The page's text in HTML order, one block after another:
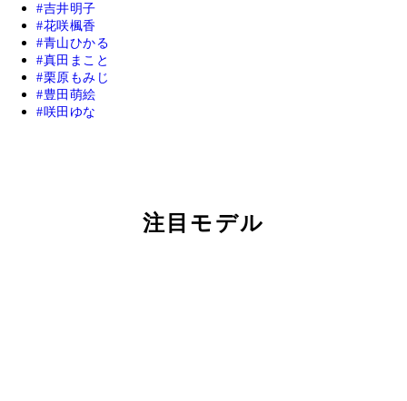
吉井明子
花咲楓香
青山ひかる
真田まこと
栗原もみじ
豊田萌絵
咲田ゆな
注目モデル